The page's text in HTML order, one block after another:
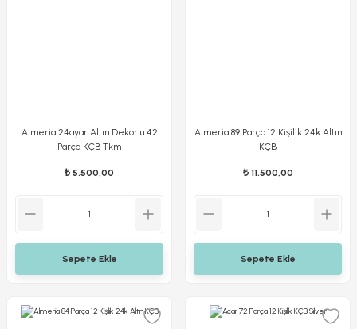
Almeria 24ayar Altın Dekorlu 42
Parça KÇB Tkm
₺ 5.500,00
Sepete Ekle
Almeria 89 Parça 12 Kişilik 24k Altın
KÇB
₺ 11.500,00
Sepete Ekle